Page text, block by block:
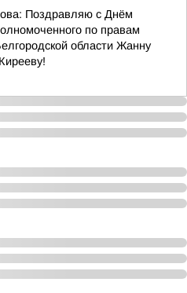
Поздравляю с Днём
по правам
области Жанну